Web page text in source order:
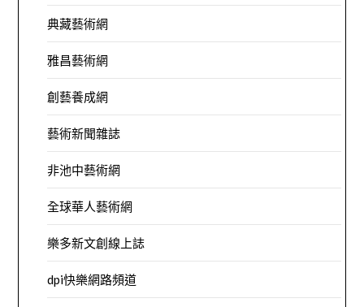
典藏藝術網
雅昌藝術網
創藝養成網
藝術新聞雜誌
非池中藝術網
全球華人藝術網
樂多新文創線上誌
dpi快樂網路頻道